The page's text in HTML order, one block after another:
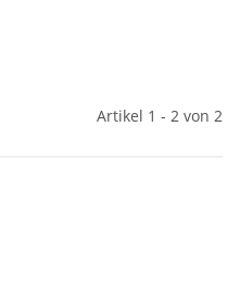
Artikel 1 - 2 von 2